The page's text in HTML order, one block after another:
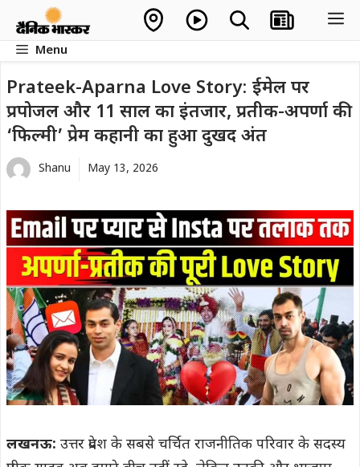
contentMenu
Prateek-Aparna Love Story: ईमेल पर
प्रपोजल और 11 साल का इंतजार, प्रतीक-अपर्णा की
‘फिल्मी’ प्रेम कहानी का हुआ दुखद अंत
Shanu May 13, 2026
लखनऊ: उत्तर प्रदेश के सबसे चर्चित राजनीतिक परिवार के सदस्य